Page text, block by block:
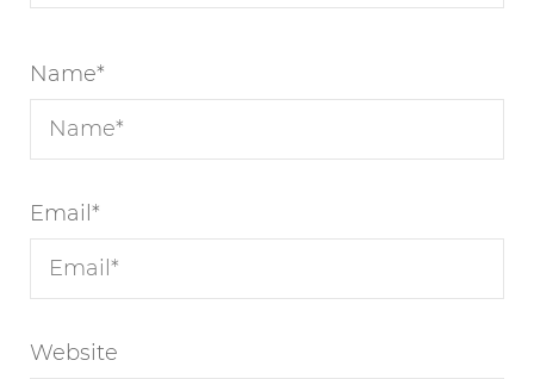
Name*
Email*
Website